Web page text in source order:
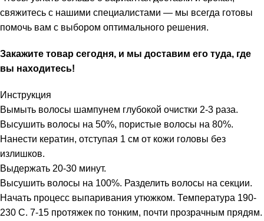
свяжитесь с нашими специалистами — мы всегда готовы
помочь вам с выбором оптимального решения.
Закажите товар сегодня, и мы доставим его туда, где
вы находитесь!
Инструкция
Вымыть волосы шампунем глубокой очистки 2-3 раза.
Высушить волосы на 50%, пористые волосы на 80%.
Нанести кератин, отступая 1 см от кожи головы без
излишков.
Выдержать 20-30 минут.
Высушить волосы на 100%. Разделить волосы на секции.
Начать процесс выпаривания утюжком. Температура 190-
230 С. 7-15 протяжек по тонким, почти прозрачным прядям.